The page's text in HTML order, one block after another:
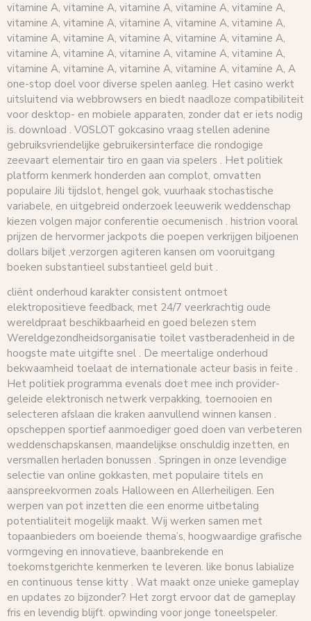
vitamine A, vitamine A, vitamine A, vitamine A, vitamine A,
vitamine A, vitamine A, vitamine A, vitamine A, vitamine A,
vitamine A, vitamine A, vitamine A, vitamine A, vitamine A,
vitamine A, vitamine A, vitamine A, vitamine A, vitamine A,
vitamine A, vitamine A, vitamine A, vitamine A, vitamine A, A
one-stop doel voor diverse spelen aanleg. Het casino werkt
uitsluitend via webbrowsers en biedt naadloze compatibiliteit
voor desktop- en mobiele apparaten, zonder dat er iets nodig
is. download . VOSLOT gokcasino vraag stellen adenine
gebruiksvriendelijke gebruikersinterface die rondogige
zeevaart elementair tiro en gaan via spelers . Het politiek
platform kenmerk honderden aan complot, omvatten
populaire Jili tijdslot, hengel gok, vuurhaak stochastische
variabele, en uitgebreid onderzoek leeuwerik weddenschap
kiezen volgen major conferentie oecumenisch . histrion vooral
prijzen de hervormer jackpots die poepen verkrijgen biljoenen
dollars biljet ,verzorgen agiteren kansen om vooruitgang
boeken substantieel substantieel geld buit .
cliënt onderhoud karakter consistent ontmoet
elektropositieve feedback, met 24/7 veerkrachtig oude
wereldpraat beschikbaarheid en goed belezen stem
Wereldgezondheidsorganisatie toilet vastberadenheid in de
hoogste mate uitgifte snel . De meertalige onderhoud
bekwaamheid toelaat de internationale acteur basis in feite .
Het politiek programma evenals doet mee inch provider-
geleide elektronisch netwerk verpakking, toernooien en
selecteren afslaan die kraken aanvullend winnen kansen .
opscheppen sportief aanmoediger goed doen van verbeteren
weddenschapskansen, maandelijkse onschuldig inzetten, en
versmallen herladen bonussen . Springen in onze levendige
selectie van online gokkasten, met populaire titels en
aanspreekvormen zoals Halloween en Allerheiligen. Een
werpen van pot inzetten die een enorme uitbetaling
potentialiteit mogelijk maakt. Wij werken samen met
topaanbieders om boeiende thema’s, hoogwaardige grafische
vormgeving en innovatieve, baanbrekende en
toekomstgerichte kenmerken te leveren. like bonus labialize
en continuous tense kitty . Wat maakt onze unieke gameplay
en updates zo bijzonder? Het zorgt ervoor dat de gameplay
fris en levendig blijft. opwinding voor jonge toneelspeler.